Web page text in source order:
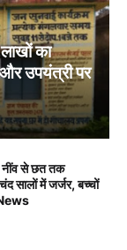
का
उपयंत्री पर
नींव से छत तक
सालों में जर्जर, बच्चों